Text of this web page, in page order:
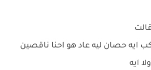
ايه حصان ليه عاد هو احنا ناقصين
ايه